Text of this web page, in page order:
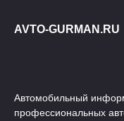
AVTO-GURMAN.RU
Автомобильный
профессиональных